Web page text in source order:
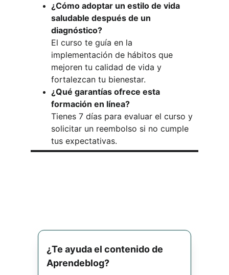
¿Cómo adoptar un estilo de vida
saludable después de un
diagnóstico?
El curso te guía en la
implementación de hábitos que
mejoren tu calidad de vida y
fortalezcan tu bienestar.
¿Qué garantías ofrece esta
formación en línea?
Tienes 7 días para evaluar el curso y
solicitar un reembolso si no cumple
tus expectativas.
¿Te ayuda el contenido de
Aprendeblog?